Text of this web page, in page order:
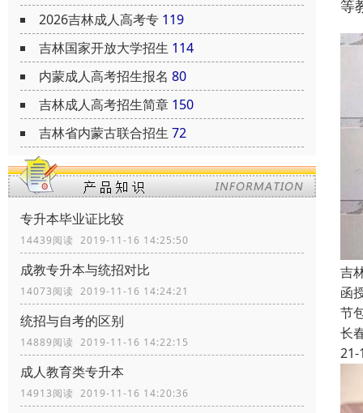
2026吉林成人高考专 119
吉林国家开放大学招生 114
内蒙成人高考招生报名 80
吉林成人高考招生简章 150
吉林省内蒙古联合招生 72
专升本毕业证比较
14439阅读 2019-11-16 14:25:50
成教专升本与统招对比
14073阅读 2019-11-16 14:24:21
统招与自考的区别
14889阅读 2019-11-16 14:22:15
成人教育类专升本
14913阅读 2019-11-16 14:20:36
等
吉
函
节
长
21-